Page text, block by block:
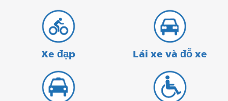
Xe đạp Lái xe và đỗ xe